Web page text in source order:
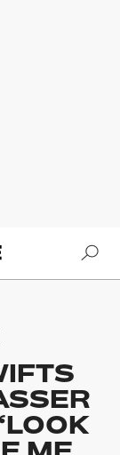
Soundvenue